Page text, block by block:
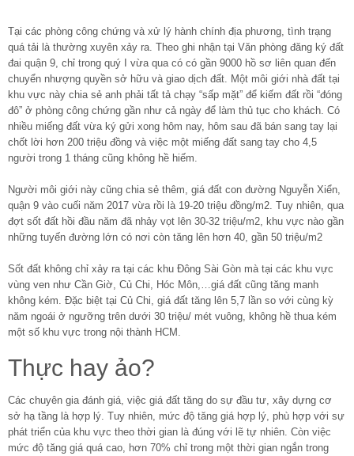
Tại các phòng công chứng và xử lý hành chính địa phương, tình trạng
quá tải là thường xuyên xảy ra. Theo ghi nhận tại Văn phòng đăng ký đất
đai quận 9, chỉ trong quý I vừa qua có có gần 9000 hồ sơ liên quan đến
chuyển nhượng quyền sở hữu và giao dịch đất. Một môi giới nhà đất tại
khu vực này chia sẻ anh phải tất tả chạy “sấp mặt” để kiếm đất rồi “đóng
đô” ở phòng công chứng gần như cả ngày để làm thủ tục cho khách. Có
nhiều miếng đất vừa ký gửi xong hôm nay, hôm sau đã bán sang tay lại
chốt lời hơn 200 triệu đồng và việc một miếng đất sang tay cho 4,5
người trong 1 tháng cũng không hề hiếm.
Người môi giới này cũng chia sẻ thêm, giá đất con đường Nguyễn Xiển,
quận 9 vào cuối năm 2017 vừa rồi là 19-20 triệu đồng/m2. Tuy nhiên, qua
đợt sốt đất hồi đầu năm đã nhảy vọt lên 30-32 triệu/m2, khu vực nào gần
những tuyến đường lớn có nơi còn tăng lên hơn 40, gần 50 triệu/m2
Sốt đất không chỉ xảy ra tại các khu Đông Sài Gòn mà tại các khu vực
vùng ven như Cần Giờ, Củ Chi, Hóc Môn,…giá đất cũng tăng manh
không kém. Đặc biệt tại Củ Chi, giá đất tăng lên 5,7 lần so với cùng kỳ
năm ngoái ở ngưỡng trên dưới 30 triệu/ mét vuông, không hề thua kém
một số khu vực trong nội thành HCM.
Thực hay ảo?
Các chuyên gia đánh giá, việc giá đất tăng do sự đầu tư, xây dựng cơ
sở hạ tầng là hợp lý. Tuy nhiên, mức độ tăng giá hợp lý, phù hợp với sự
phát triển của khu vực theo thời gian là đúng với lẽ tự nhiên. Còn việc
mức độ tăng giá quá cao, hơn 70% chỉ trong một thời gian ngắn trong